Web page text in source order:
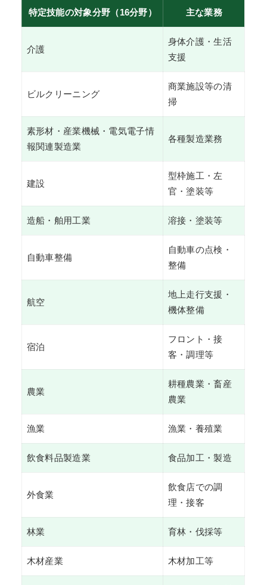
特定技能の対象分野（16分野） 主な業務
介護
身体介護・生活
支援
ビルクリーニング
商業施設等の清
掃
素形材・産業機械・電気電子情
報関連製造業
各種製造業務
建設
型枠施工・左
官・塗装等
造船・舶用工業 溶接・塗装等
自動車整備
自動車の点検・
整備
航空
地上走行支援・
機体整備
宿泊
フロント・接
客・調理等
農業
耕種農業・畜産
農業
漁業 漁業・養殖業
飲食料品製造業 食品加工・製造
外食業
飲食店での調
理・接客
林業 育林・伐採等
木材産業 木材加工等